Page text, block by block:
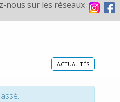
nous sur les réseaux
ACTUALITÉS